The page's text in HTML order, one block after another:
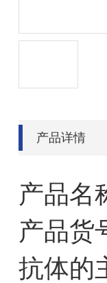
产品详情
产品名
产品货
抗体的